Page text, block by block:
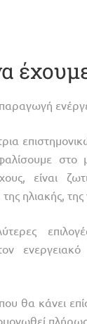
είναι
ηλιακής,
θα κάνει
πλήρως